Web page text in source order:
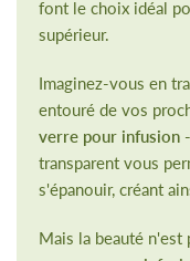
font le choix idéal
supérieur.
Imaginez-vous en
entouré de vos
verre pour infusion
transparent vous
s'épanouir, créant
Mais la beauté